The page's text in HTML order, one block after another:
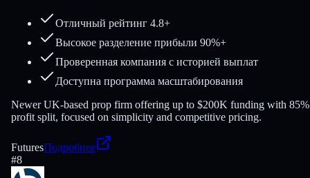
Отличный рейтинг 4.8+
Высокое разделение прибыли 90%+
Проверенная компания с историей выплат
Доступна программа масштабирования
Newer UK-based prop firm offering up to $200K funding with 85%
profit split, focused on simplicity and competitive pricing.
FuturesПодробнее
#8